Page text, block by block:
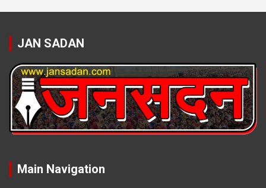
JAN SADAN
Main Navigation